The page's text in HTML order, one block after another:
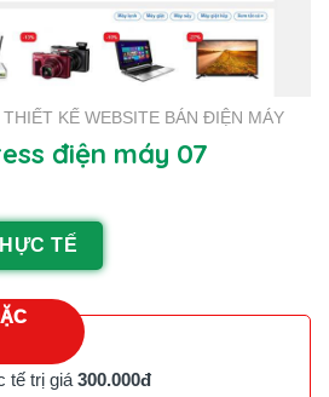
THIẾT KẾ WEBSITE BÁN ĐIỆN MÁY
điện máy 07
TẾ
tế trị giá 300.000đ